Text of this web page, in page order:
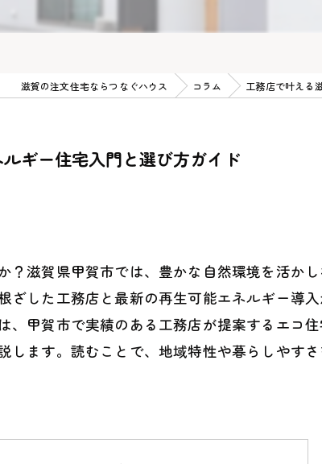
滋賀の注文住宅ならつなぐハウス コラム 工務店で叶える
ギー住宅入門と選び方ガイド
滋賀県甲賀市では、豊かな自然環境を活か
した工務店と最新の再生可能エネルギー導
、甲賀市で実績のある工務店が提案するエコ
します。読むことで、地域特性や暮らしやす